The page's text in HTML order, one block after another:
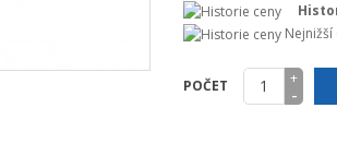
POČET +
-